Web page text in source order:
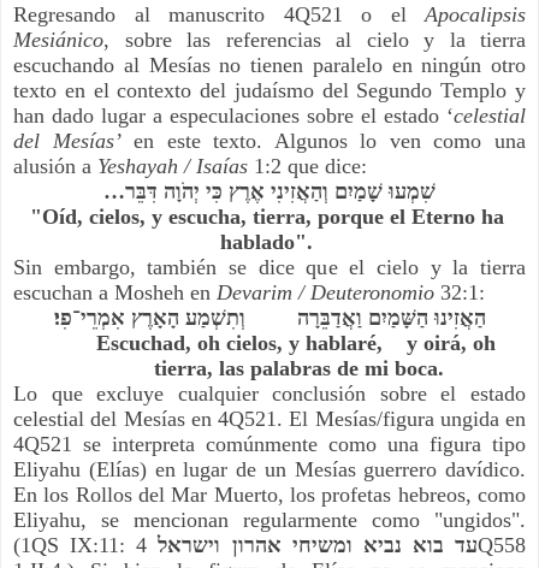
Regresando al manuscrito 4Q521 o el Apocalipsis
Mesiánico, sobre las referencias al cielo y la tierra
escuchando al Mesías no tienen paralelo en ningún otro
texto en el contexto del judaísmo del Segundo Templo y
han dado lugar a especulaciones sobre el estado ‘celestial
del Mesías’ en este texto. Algunos lo ven como una
alusión a Yeshayah / Isaías 1:2 que dice:
שִׁמְעוּ שָׁמַיִם וְהַאֲזִינִי אֶרֶץ כִּי יְהֹוָה דִּבֵּר…
"Oíd, cielos, y escucha, tierra, porque el Eterno ha
hablado".
Sin embargo, también se dice que el cielo y la tierra
escuchan a Mosheh en Devarim / Deuteronomio 32:1:
הַאֲזִינוּ הַשָּׁמַיִם וַאֲדַבֵּרָה
וְתִשְׁמַע הָאָרֶץ אִמְרֵי־פִי׃
Escuchad, oh cielos, y hablaré,    y oirá, oh
tierra, las palabras de mi boca.
Lo que excluye cualquier conclusión sobre el estado
celestial del Mesías en 4Q521. El Mesías/figura ungida en
4Q521 se interpreta comúnmente como una figura tipo
Eliyahu (Elías) en lugar de un Mesías guerrero davídico.
En los Rollos del Mar Muerto, los profetas hebreos, como
Eliyahu, se mencionan regularmente como "ungidos".
(1QS IX:11:
עד בוא נביא ומשיחי אהרון וישראל 4Q558